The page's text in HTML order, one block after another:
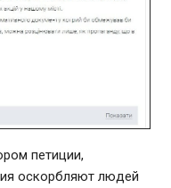
петиции,
оскорбляют людей